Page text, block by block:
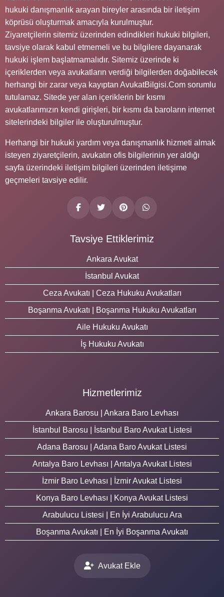
hukuki danışmanlık arayan bireyler arasında bir iletişim
köprüsü oluşturmak amacıyla kurulmuştur.
Ziyaretçilerin sitemiz üzerinden edindikleri hukuki bilgileri,
tavsiye olarak kabul etmemeli ve bu bilgilere dayanarak
hukuki işlem başlatmamalıdır. Sitemiz üzerinde ki
içeriklerden veya avukatların verdiği bilgilerden doğabilecek
herhangi bir zarar veya kayıptan AvukatBilgisi.Com sorumlu
tutulamaz. Sitede yer alan içeriklerin bir kısmı
avukatlarımızın kendi girişleri, bir kısmı da baroların internet
sitelerindeki bilgiler ile oluşturulmuştur.
Herhangi bir hukuki yardım veya danışmanlık hizmeti almak
isteyen ziyaretçilerin, avukatın ofis bilgilerinin yer aldığı
sayfa üzerindeki iletişim bilgileri üzerinden iletişime
geçmeleri tavsiye edilir.
Tavsiye Ettiklerimiz
Ankara Avukat
İstanbul Avukat
Ceza Avukatı | Ceza Hukuku Avukatları
Boşanma Avukatı | Boşanma Hukuku Avukatları
Aile Hukuku Avukatı
İş Hukuku Avukatı
Hizmetlerimiz
Ankara Barosu | Ankara Baro Levhası
İstanbul Barosu | İstanbul Baro Avukat Listesi
Adana Barosu | Adana Baro Avukat Listesi
Antalya Baro Levhası | Antalya Avukat Listesi
İzmir Baro Levhası | İzmir Avukat Listesi
Konya Baro Levhası | Konya Avukat Listesi
Arabulucu Listesi | En İyi Arabulucu Ara
Boşanma Avukatı | En İyi Boşanma Avukatı
Avukat Ekle